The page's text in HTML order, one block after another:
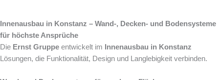
Innenausbau in Konstanz – Wand-, Decken- und Bodensysteme
für höchste Ansprüche
Die Ernst Gruppe entwickelt im
Innenausbau in Konstanz
Lösungen, die Funktionalität, Design und Langlebigkeit verbinden.